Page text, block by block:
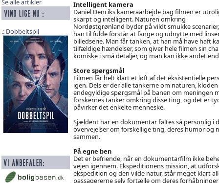
Se alle artikler
Dobbeltspil
Intelligent kamera
Daniel Denciks kameraarbejde bag filmen er
skarpt og intelligent. Naturen omkring
Nordøstgrønland byder på vildt smukke
han til fulde forstår at fange og udnytte med
billedserie. Man får tanken, at han må have haft
tilfældige hændelser, som giver hele filmen sin
komiske i små detaljer, og man kan ikke andet
Store spørgsmål
Filmen får helt klart et løft af det eksistentielle
igen. Dels er der alle tankerne om naturen,
endegyldige spørgsmål på banen om meningen
forskernes tanker omkring disse ting, og det er
påvirker det enkelte menneske.
Sjældent har en dokumentar føltes så personlig i
overvejelser om forskellige ting, deres humor og
sammen.
På egne ben
Det er befriende, når en dokumentarfilm ikke
vejen igennem. Ekspeditionens mission, at
ekspedition og den vilde natur, står meget klart
passagererne selv fortælle om deres